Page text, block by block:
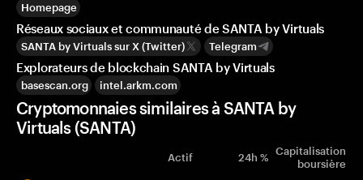
Homepage
Réseaux sociaux et communauté de SANTA by Virtuals
SANTA by Virtuals sur X (Twitter) Telegram
Explorateurs de blockchain SANTA by Virtuals
basescan.org intel.arkm.com
Cryptomonnaies similaires à SANTA by
Virtuals (SANTA)
Actif 24h % Capitalisation
boursière